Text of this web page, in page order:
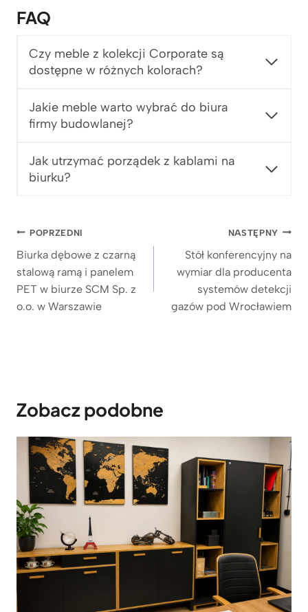
FAQ
Czy meble z kolekcji Corporate są
dostępne w różnych kolorach?
Jakie meble warto wybrać do biura
firmy budowlanej?
Jak utrzymać porządek z kablami na
biurku?
Nawigacja
wpisu
POPRZEDNI
Biurka dębowe z czarną
stalową ramą i panelem
PET w biurze SCM Sp. z
o.o. w Warszawie
NASTĘPNY
Stół konferencyjny na
wymiar dla producenta
systemów detekcji
gazów pod Wrocławiem
Zobacz podobne